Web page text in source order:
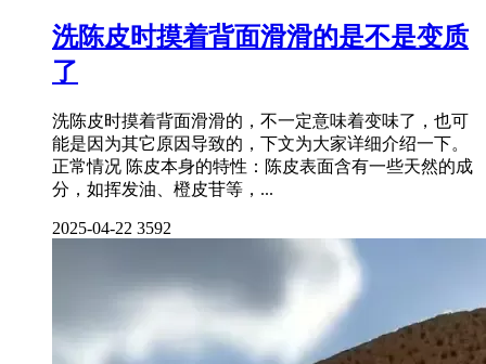
洗陈皮时摸着背面滑滑的是不是变质
了
洗陈皮时摸着背面滑滑的，不一定意味着变味了，也可
能是因为其它原因导致的，下文为大家详细介绍一下。
正常情况 陈皮本身的特性：陈皮表面含有一些天然的成
分，如挥发油、橙皮苷等，...
2025-04-22 3592